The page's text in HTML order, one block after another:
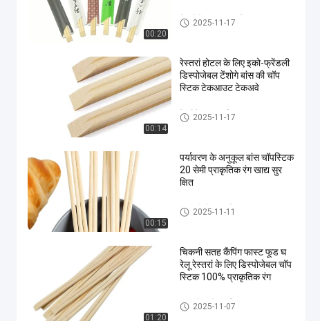
00:20
डिस्पोजेबल बांस चॉपस्टिक
2025-11-17
00:14
रेस्तरां होटल के लिए इको-फ्रेंडली
डिस्पोजेबल टेंशोगे बांस की चॉप
स्टिक टेकआउट टेकअवे
टेन्सोगे बांस चॉपस्टिक
2025-11-17
00:15
पर्यावरण के अनुकूल बांस चॉपस्टिक
20 सेमी प्राकृतिक रंग खाद्य सुर
क्षित
बांस की गोल चॉपस्टिक
2025-11-11
01:20
चिकनी सतह कैंपिंग फास्ट फूड घ
रेलू रेस्तरां के लिए डिस्पोजेबल चॉप
स्टिक 100% प्राकृतिक रंग
जापानी सुशी चॉपस्टिक
2025-11-07